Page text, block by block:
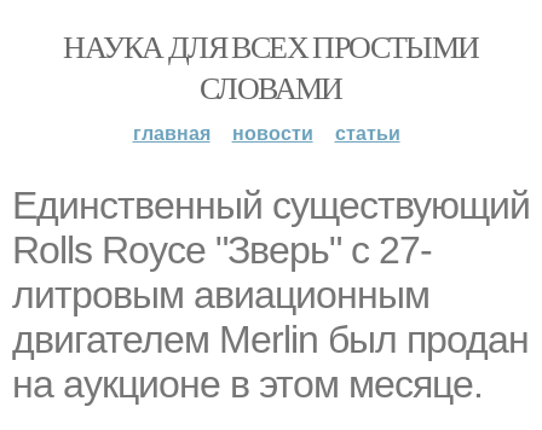
НАУКА ДЛЯ ВСЕХ ПРОСТЫМИ
СЛОВАМИ
главная новости статьи
Eдинственный существующий
Rolls Royce "Зверь" с 27-
литровым авиационным
двигателем Merlin был продан
на аукционе в этом месяце.